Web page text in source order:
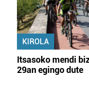
KIROLA
Itsasoko mendi
29an egingo dute